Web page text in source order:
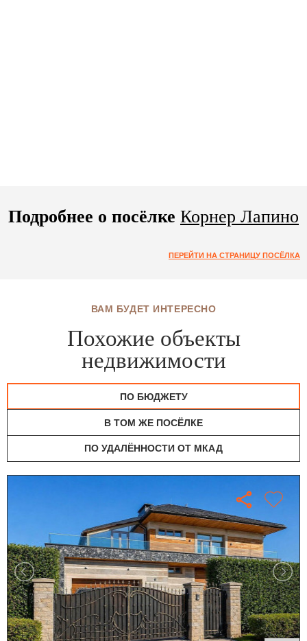
Подробнее о посёлке Корнер Лапино
ПЕРЕЙТИ НА СТРАНИЦУ ПОСЁЛКА
ВАМ БУДЕТ ИНТЕРЕСНО
Похожие объекты
недвижимости
ПО БЮДЖЕТУ
В ТОМ ЖЕ ПОСЁЛКЕ
ПО УДАЛЁННОСТИ ОТ МКАД